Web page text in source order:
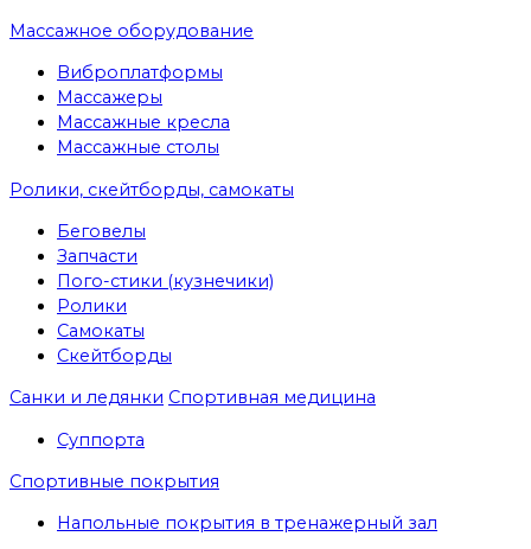
Массажное оборудование
Виброплатформы
Массажеры
Массажные кресла
Массажные столы
Ролики, скейтборды, самокаты
Беговелы
Запчасти
Пого-стики (кузнечики)
Ролики
Самокаты
Скейтборды
Санки и ледянки Спортивная медицина
Суппорта
Спортивные покрытия
Напольные покрытия в тренажерный зал